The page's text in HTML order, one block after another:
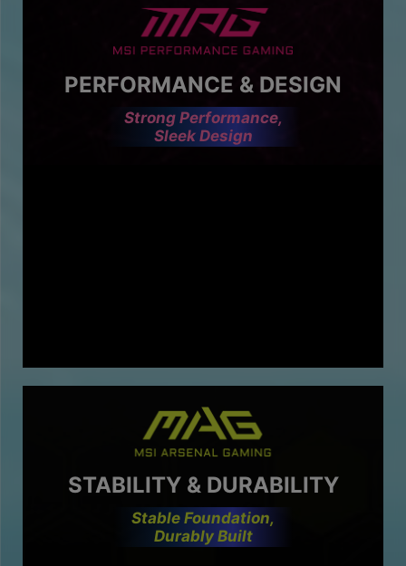
PERFORMANCE & DESIGN
Strong Performance,
Sleek Design
STABILITY & DURABILITY
Stable Foundation,
Durably Built